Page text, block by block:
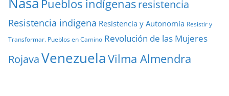
Pueblos indígenasresistencia
Resistencia indigena Resistencia y Autonomía Resistir y
Transformar. Pueblos en Camino Revolución de las Mujeres
RojavaVenezuelaVilma Almendra